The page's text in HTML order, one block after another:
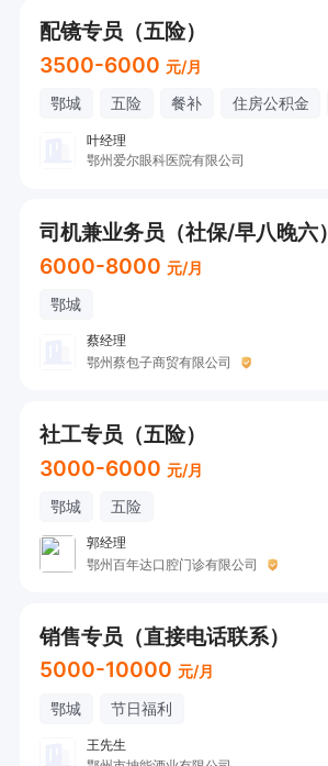
配镜专员（五险）
3500-6000 元/月
鄂城 五险 餐补 住房公积金
叶经理
鄂州爱尔眼科医院有限公司
司机兼业务员（社保/早八晚六）
6000-8000 元/月
鄂城
蔡经理
鄂州蔡包子商贸有限公司
社工专员（五险）
3000-6000 元/月
鄂城 五险
郭经理
鄂州百年达口腔门诊有限公司
销售专员（直接电话联系）
5000-10000 元/月
鄂城 节日福利
王先生